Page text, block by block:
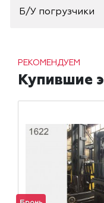
Б/У погрузчики
РЕКОМЕНДУЕМ
Купившие